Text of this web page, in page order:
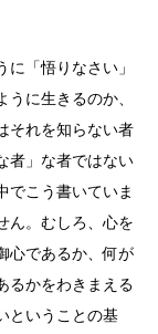
「悟りなさい」
に生きるのか、
それを知らない者
者」な者ではない
でこう書いていま
ん。むしろ、心を
心であるか、何が
るかをわきまえる
ということの基